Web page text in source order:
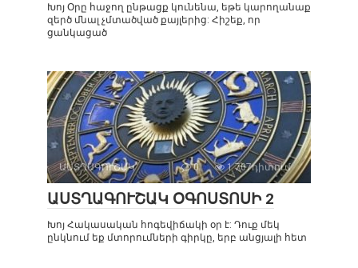
Խոյ Օրը հաջող ընթացք կունենա, եթե կարողանաք
զերծ մնալ չմտածված քայլերից: Հիշեք, որ
ցանկացած
ԱՍՏՂԱԳՈՒՇԱԿ 0 1 707դիտում
ԱՍՏՂԱԳՈՒՇԱԿ ՕԳՈՍՏՈՍԻ 2
Խոյ Հակասական հոգեվիճակի օր է: Դուք մեկ
ընկնում եք մտորումների գիրկը, երբ անցյալի հետ